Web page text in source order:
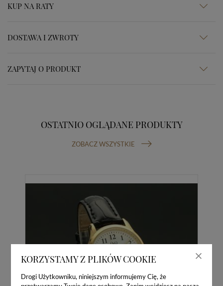
KORZYSTAMY Z PLIKÓW COOKIE
Drogi Użytkowniku, niniejszym informujemy Cię, że
KUP NA RATY
DOSTAWA I ZWROTY
ZAPYTAJ O PRODUKT
OSTATNIO OGLĄDANE PRODUKTY
ZOBACZ WSZYSTKIE